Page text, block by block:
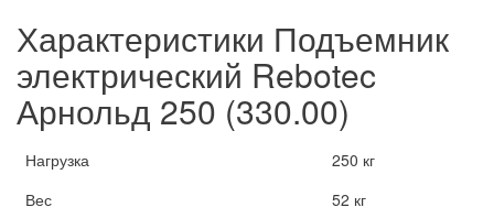
Характеристики Подъемник
электрический Rebotec
Арнольд 250 (330.00)
Нагрузка
250 кг
Вес
52 кг